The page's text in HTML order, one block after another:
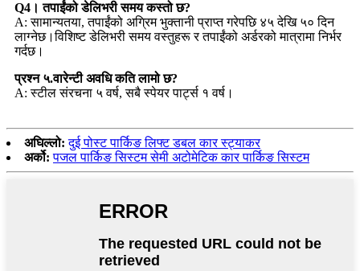
Q4। तपाईंको डेलिभरी समय कस्तो छ?
A: सामान्यतया, तपाईंको अग्रिम भुक्तानी प्राप्त गरेपछि ४५ देखि ५० दिन
लाग्नेछ।विशिष्ट डेलिभरी समय वस्तुहरू र तपाईंको अर्डरको मात्रामा निर्भर
गर्दछ।
प्रश्न ५.वारेन्टी अवधि कति लामो छ?
A: स्टील संरचना ५ वर्ष, सबै स्पेयर पार्ट्स १ वर्ष।
अघिल्लो: दुई पोस्ट पार्किङ लिफ्ट डबल कार स्ट्याकर
अर्को: पजल पार्किङ सिस्टम सेमी अटोमेटिक कार पार्किङ सिस्टम